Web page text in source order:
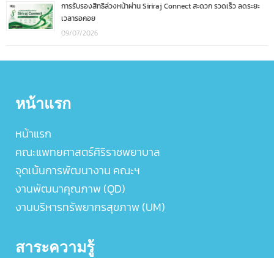
การรับรองสิทธิล่วงหน้าผ่าน Siriraj Connect สะดวก รวดเร็ว ลดระยะ
เวลารอคอย
09/07/2026
หน้าแรก
หน้าแรก
คณะแพทยศาสตร์ศิริราชพยาบาล
จุดเน้นการพัฒนางาน คณะฯ
งานพัฒนาคุณภาพ (QD)
งานบริหารทรัพยากรสุขภาพ (UM)
สาระความรู้